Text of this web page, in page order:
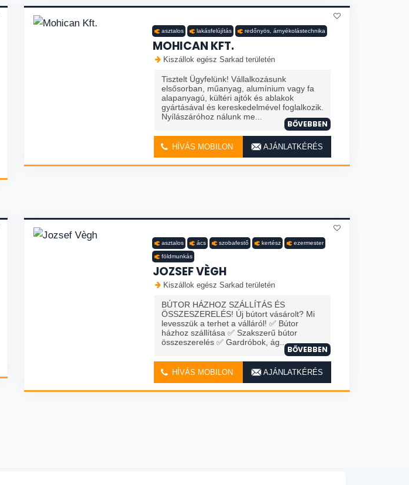
asztalos lakásfelújítás redőnyös, árnyékolástechnika
MOHICAN KFT.
Kiszállok egész Sarkad területén
Tisztelt Ügyfelünk! Vállalkozásunk
elsősorban, műanyag, alumínium vagy fa
alapanyagú, kültéri ajtók és ablakok
gyártásával és kereskedelmével foglalkozik.
Nyílászáróhoz nálunk me...
BŐVEBBEN
HÍVÁS MOBILON AJÁNLATKÉRÉS
asztalos ács szobafestő kertész ezermester
földmunkás
JOZSEF VÈGH
Kiszállok egész Sarkad területén
BÚTOR HÁZHOZ SZÁLLÍTÁS ÉS
ÖSSZESZERELÉS! Új bútort vásárolt? Mi
levesszük a terhet a válláról! ✅ Bútor
házhoz szállítása ✅ Szakszerű bútor
összeszerelés ✅ Gardróbok, ág...
BŐVEBBEN
HÍVÁS MOBILON AJÁNLATKÉRÉS